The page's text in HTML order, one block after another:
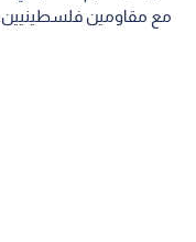
مع مقاومين فلسطينيين.